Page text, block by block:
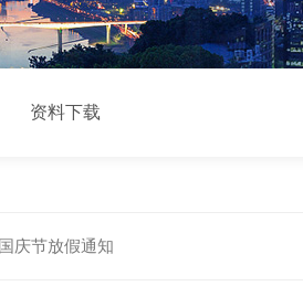
资料下载
庆节放假通知